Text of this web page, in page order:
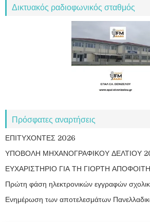
Δικτυακός ραδιοφωνικός σταθμός
Πρόσφατες αναρτήσεις
ΕΠΙΤΥΧΟΝΤΕΣ 2026
ΥΠΟΒΟΛΗ ΜΗΧΑΝΟΓΡΑΦΙΚΟΥ ΔΕΛΤΙΟΥ
ΕΥΧΑΡΙΣΤΗΡΙΟ ΓΙΑ ΤΗ ΓΙΟΡΤΗ
Πρώτη φάση ηλεκτρονικών εγγραφών
Ενημέρωση των αποτελεσμάτων